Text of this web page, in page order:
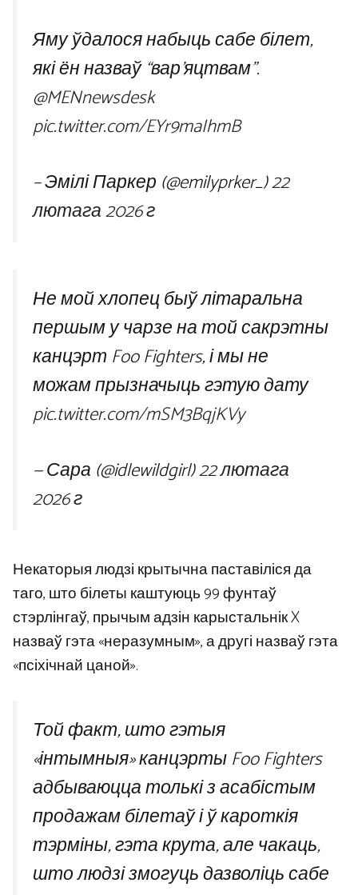
Яму ўдалося набыць сабе білет,
які ён назваў “вар’яцтвам”.
@MENnewsdesk
pic.twitter.com/EYr9maIhmB
– Эмілі Паркер (@emilyprker_)22
лютага 2026 г
Не мой хлопец быў літаральна
першым у чарзе на той сакрэтны
канцэрт Foo Fighters, і мы не
можам прызначыць гэтую дату
pic.twitter.com/mSM3BqjKVy
— Сара (@idlewildgirl)22 лютага
2026 г
Некаторыя людзі крытычна паставіліся да
таго, што білеты каштуюць 99 фунтаў
стэрлінгаў, прычым адзін карыстальнік X
назваў гэта «неразумным», а другі назваў гэта
«псіхічнай цаной».
Той факт, што гэтыя
«інтымныя» канцэрты Foo Fighters
адбываюцца толькі з асабістым
продажам білетаў і ў кароткія
тэрміны, гэта крута, але чакаць,
што людзі змогуць дазволіць сабе